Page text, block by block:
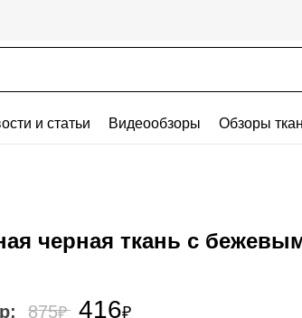
и статьи Видеообзоры Обзоры
черная ткань с
875₽ 416₽